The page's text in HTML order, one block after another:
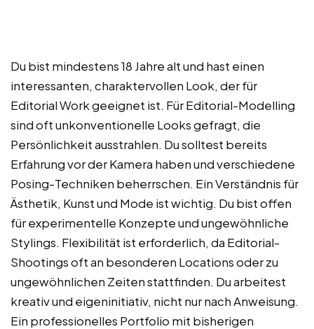
Du bist mindestens 18 Jahre alt und hast einen
interessanten, charaktervollen Look, der für
Editorial Work geeignet ist. Für Editorial-Modelling
sind oft unkonventionelle Looks gefragt, die
Persönlichkeit ausstrahlen. Du solltest bereits
Erfahrung vor der Kamera haben und verschiedene
Posing-Techniken beherrschen. Ein Verständnis für
Ästhetik, Kunst und Mode ist wichtig. Du bist offen
für experimentelle Konzepte und ungewöhnliche
Stylings. Flexibilität ist erforderlich, da Editorial-
Shootings oft an besonderen Locations oder zu
ungewöhnlichen Zeiten stattfinden. Du arbeitest
kreativ und eigeninitiativ, nicht nur nach Anweisung.
Ein professionelles Portfolio mit bisherigen